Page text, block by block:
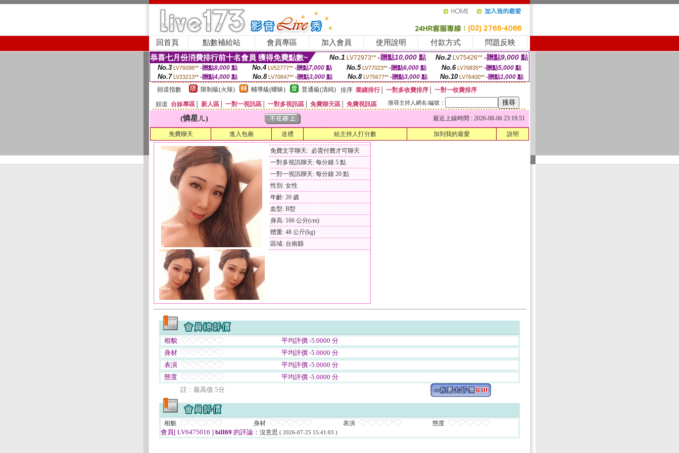
回首頁 點數補給站 會員專區 加入會員 使用說明 付款方式 問題反映
恭喜七月份消費排行前十名會員 獲得免費點數~ No.1 LV72973** -贈點10,000 點 No.2 LV75426** -贈點9,000 點
No.3 LV76098** -贈點8,000點 No.4 LV52777** -贈點7,000點 No.5 LV77023** -贈點6,000點 No.6 LV76835** -贈點5,000點
No.7 LV23213** -贈點4,000 點 No.8 LV70847** -贈點3,000 點 No.8 LV75677** -贈點3,000點 No.10 LV76400** -贈點1,000 點
頻道指數
限制級(火辣) 輔導級(曖昧) 普通級(清純) 排序 業績排行│ 一對多收費排序
一對一收費排序
頻道 台妹專區 新人區 一對一視訊區 一對多視訊區 免費聊天區 免費視訊區 搜尋主持人網名/編號：
(憐星ㄦ) 最近上線時間 : 2026-08-06 23:19:51
免費聊天 進入包廂 送禮 給主持人打分數 加到我的最愛 說明
免費文字聊天: 必需付費才可聊天
一對多視訊聊天: 每分鐘 5 點
一對一視訊聊天: 每分鐘 20 點
性別: 女性
年齡: 20 歲
血型: B型
身高: 166 公分(cm)
體重: 48 公斤(kg)
區域: 台南縣
相貌
平均評價 -5.0000 分
身材
平均評價 -5.0000 分
表演
平均評價 -5.0000 分
態度
平均評價 -5.0000 分
註﹕最高值 5分
相貌 身材 表演 態度
會員[ LV6475016 ] bill69 的評論： 沒意思 ( 2026-07-25 15:41:03 )